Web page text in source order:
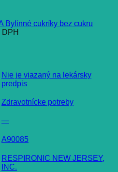
Bylinné cukríky bez cukru
DPH
Nie je viazaný na lekársky
predpis
Zdravotnícke potreby
—
A90085
RESPIRONIC NEW JERSEY,
INC.